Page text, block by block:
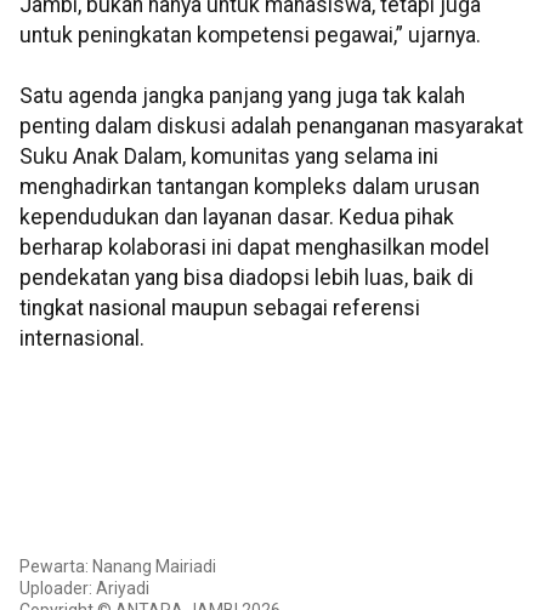
Jambi, bukan hanya untuk mahasiswa, tetapi juga
untuk peningkatan kompetensi pegawai,” ujarnya.
Satu agenda jangka panjang yang juga tak kalah
penting dalam diskusi adalah penanganan masyarakat
Suku Anak Dalam, komunitas yang selama ini
menghadirkan tantangan kompleks dalam urusan
kependudukan dan layanan dasar. Kedua pihak
berharap kolaborasi ini dapat menghasilkan model
pendekatan yang bisa diadopsi lebih luas, baik di
tingkat nasional maupun sebagai referensi
internasional.
Pewarta: Nanang Mairiadi
Uploader: Ariyadi